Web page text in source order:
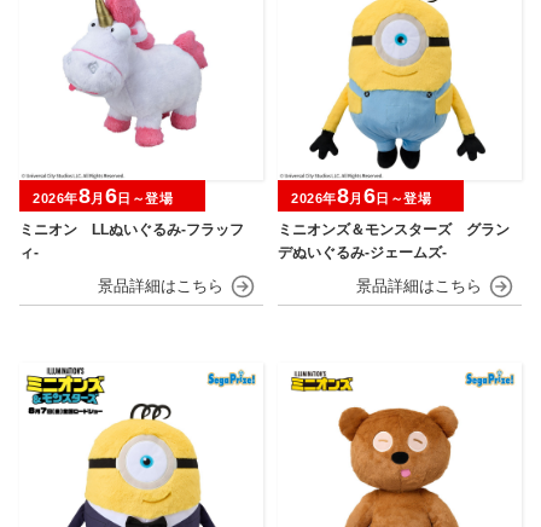
ミニオン LLぬいぐるみ‐フラッフ
ィ‐
2026年8月 6日～登場
ミニオンズ＆モンスターズ グラン
デぬいぐるみ‐ジェームズ‐
2026年8月 6日～登場